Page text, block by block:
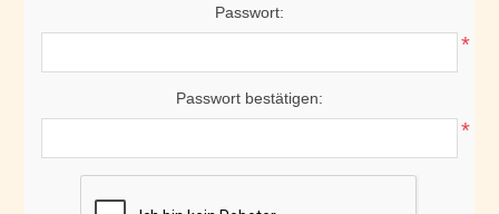
Passwort:
*
Passwort bestätigen:
*